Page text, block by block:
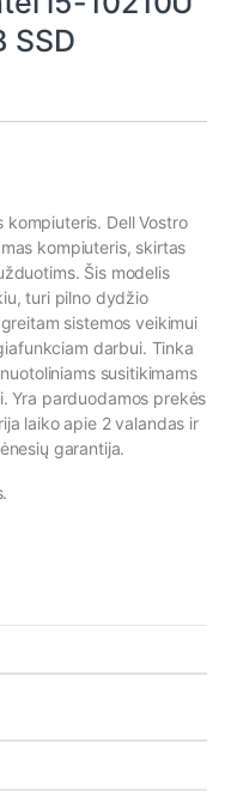
SSD
kompiuteris. Dell Vostro
kompiuteris, skirtas
Šis modelis
turi pilno dydžio
sistemos veikimui
darbui. Tinka
susitikimams
Yra parduodamos prekės
laiko apie 2 valandas ir
garantija.